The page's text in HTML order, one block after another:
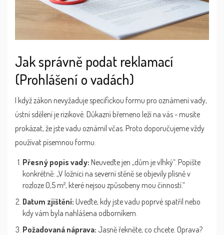
Jak správně podat reklamací
(Prohlášení o vadách)
I když zákon nevyžaduje specifickou formu pro oznámení vady,
ústní sdělení je rizikové. Důkazní břemeno leží na vás - musíte
prokázat, že jste vadu oznámil včas. Proto doporučujeme vždy
používat písemnou formu.
Přesný popis vady: Neuveďte jen „dům je vlhký“. Popište
konkrétně: „V ložnici na severní stěně se objevily plísně v
rozloze 0,5 m², které nejsou způsobeny mou činností.“
Datum zjištění: Uveďte, kdy jste vadu poprvé spatřil nebo
kdy vám byla nahlášena odborníkem.
Požadovaná náprava: Jasně řekněte, co chcete. Oprava?